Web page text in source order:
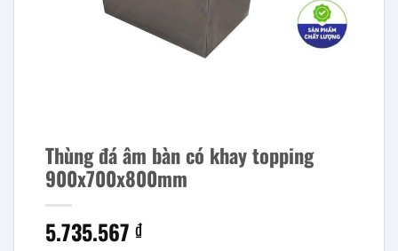
Thùng đá âm bàn có khay topping
900x700x800mm
5.735.567 ₫